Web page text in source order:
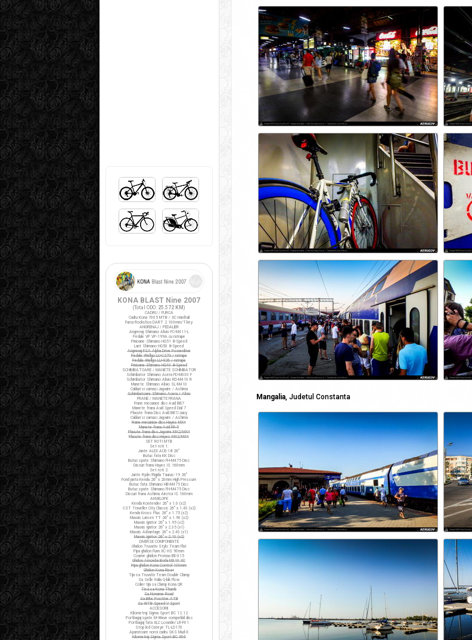
Mangalia, Judetul Constanta
KONA BLAST Nine 2007
(Total ODO: 25.572 KM )
CADRU / FURCA
Cadru Kona 7005 MTB / XC Hardtail
Furca Rockshox DART 2 100mm/T.key
ANGRENAJ / PEDALIER
Angrenaj Shimano Alivio FC-M411-L
Pedale VP VP-199A cu ratrape
Pinioane Shimano HG51 8-Speed
Lant Shimano HG50 8-Speed
Angrenaj FSA Alpha Drive Powerdrive
Pedale Wellgo LU-C27G / ratrape
Pedale Wellgo LU-926 / ratrape
Pinioane Shimano HG40 8-Speed
SCHIMBATOARE / MANETE SCHIMBATOR
Schimbator Shimano Acera FD-M330 F
Schimbator Shimano Alivio RD-M410 R
Manete Shimano Alivio SL-M410
Cabluri si camasi Jagwire / Ashima
Schimbatoare Shimano Acera / Alivio
FRANE / MANETE FRANA
Frane mecanice disc Avid BB7
Manete frana Avid Speed Dial 7
Placute frana Disc Avid BB7/Juicy
Cabluri si camasi Jagwire / Ashima
Frane mecanice disc Hayes MX4
Manete frana Avid FR-5
Placute frana disc Jagwire MX2/MX4
Placute frana disc Hayes MX2/MX4
SET ROTI MTB
Set roti 1:
Jante ALEX ACE-18 26"
Butuc fata KK Disc
Butuc spate Shimano FH-M475 Disc
Discuri frana Hayes IS 160mm
Set roti 2:
Jante Ryde/Rigida Taurus-19 26"
Fond janta Kenda 26" x 20mm High Pressure
Butuc fata Shimano HB-M475 Disc
Butuc spate Shimano FH-M475 Disc
Discuri frana Ashima Airotor IS 160mm
ANVELOPE
Kenda Kontender 26" x 1.0 (x2)
CST Traveller City Classic 26" x 1.40 (x2)
Kenda Kross Plus 26" x 1.75 (x2)
Maxxis Larsen TT 26" x 1.90 (x2)
Maxxis Ignitor 26" x 1.95 (x2)
Maxxis Ignitor 26" x 2.35 (x1)
Maxxis Advantage 26" x 2.40 (x1)
Maxxis Ignitor 26" x 2.10 (x2)
DIVERSE COMPONENTE
Ghidon Truvativ Stylo Team Flat
Pipa ghidon Funn XC HS 90mm
Coarne ghidon Promax BE-315
Ghidon Amoeba Borla M310 XC
Pipa ghidon Kona Control 100mm
Ghidon Kona Riser
Tija sa Truvativ Team Double Clamp
Sa Selle Italia Q-bik Flow
Colier tija sa Clamp Kona QR
Tisa sa Kona Thumb
Sa Noname Road
Sa Bike Positive ATB
Sa WTB Speed V Sport
ACCESORII
Kilometraj Sigma Sport BC 12.12
Portbagaj spate M-Wave compatibil disc
Portbagaj fata XLC Lowrider LR-F01
Stop led Cateye TL-LD170
Aparatoare noroi cadru SKS Mud-X
Kilometraj Sigma Sport BC 906